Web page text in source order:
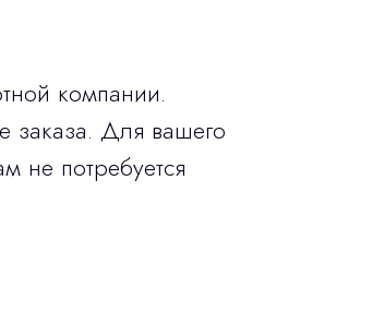
компании.
заказа. Для вашего
не потребуется